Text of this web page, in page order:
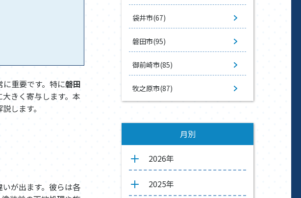
重要です。特に磐田
きく寄与します。本
します。
が出ます。彼らは各
袋井市(67)
磐田市(95)
御前崎市(85)
牧之原市(87)
月別
2026年
2025年